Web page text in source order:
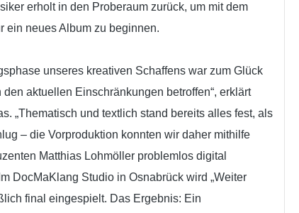
erholt in den Proberaum zurück, um mit dem
ein neues Album zu beginnen.
unseres kreativen Schaffens war zum Glück
den aktuellen Einschränkungen betroffen“, erklärt
„Thematisch und textlich stand bereits alles fest, als
– die Vorproduktion konnten wir daher mithilfe
Matthias Lohmöller problemlos digital
DocMaKlang Studio in Osnabrück wird „Weiter
final eingespielt. Das Ergebnis: Ein